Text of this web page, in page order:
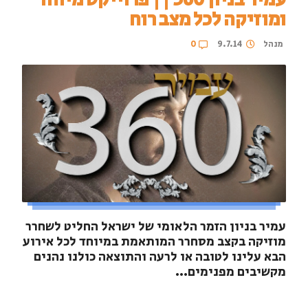
ומוזיקה לכל מצב רוח
מנהל 9.7.14
0
עמיר בניון הזמר הלאומי של ישראל החליט לשחרר
מוזיקה בקצב מסחרר המותאמת במיוחד לכל אירוע
הבא עלינו לטובה או לרעה והתוצאה כולנו נהנים
מקשיבים מפנימים...